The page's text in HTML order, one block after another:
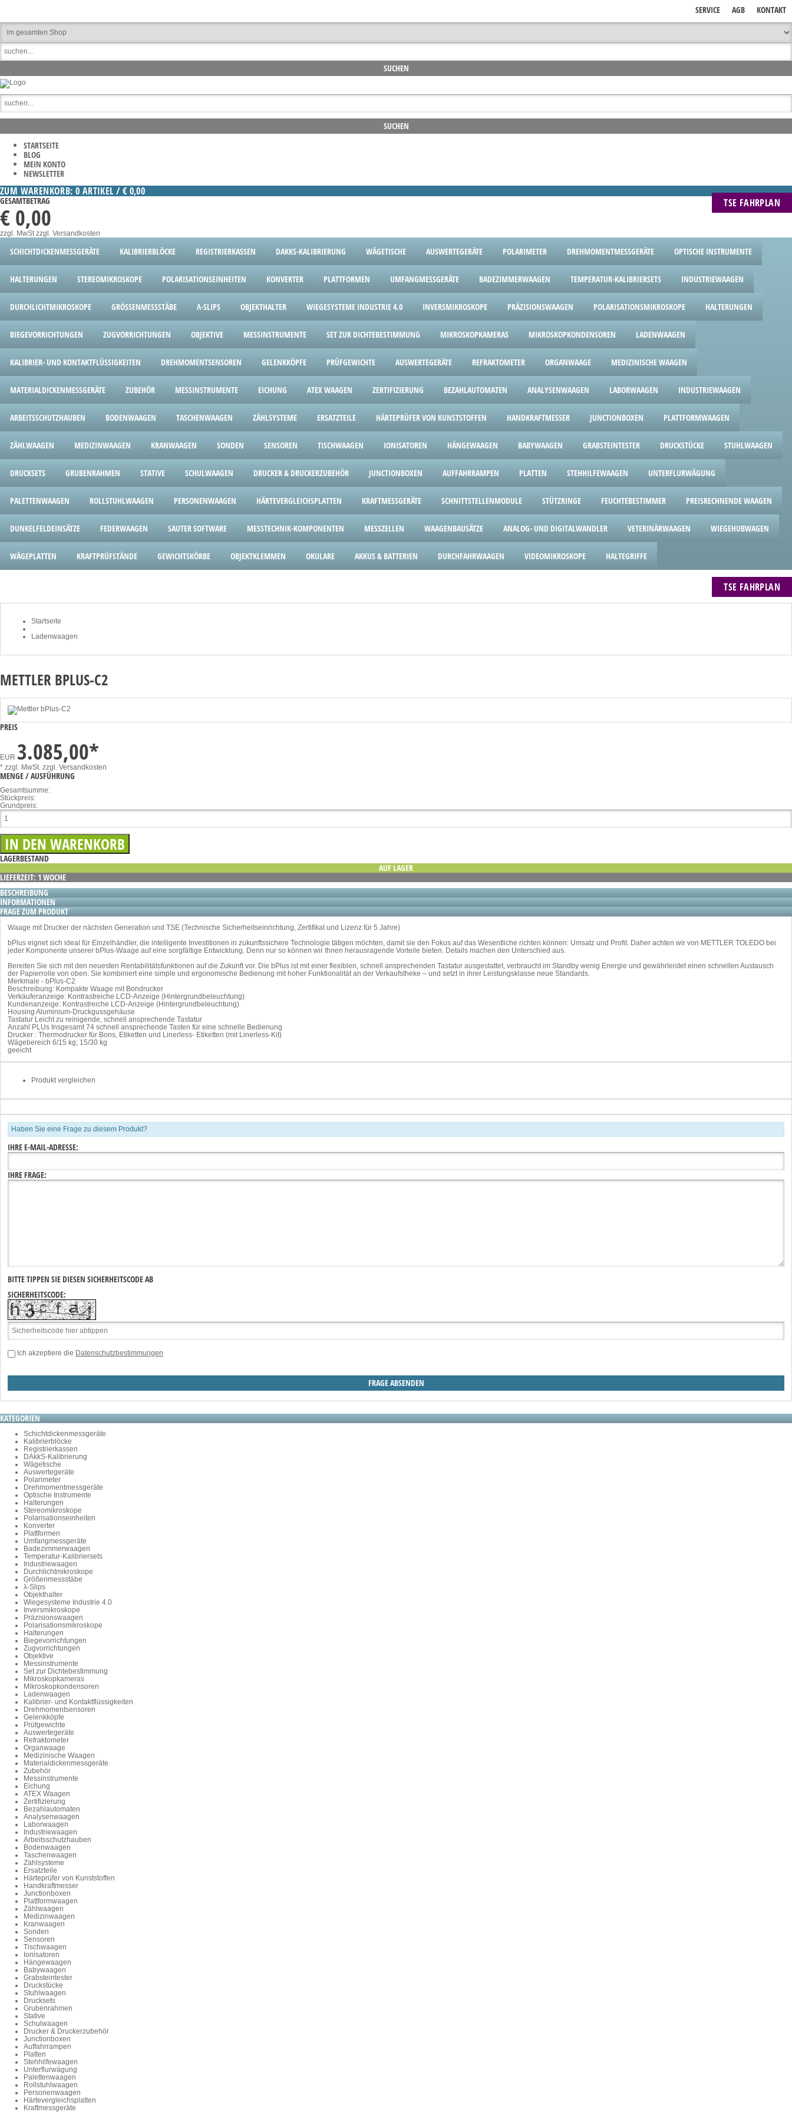
KONTAKT
AGB
SERVICE
STARTSEITE
BLOG
MEIN KONTO
NEWSLETTER
TSE FAHRPLAN
ZUM WARENKORB: 0 ARTIKEL / € 0,00
GESAMTBETRAG
€ 0,00
zzgl. MwStzzgl. Versandkosten
SCHICHTDICKENMESSGERÄTE KALIBRIERBLÖCKE REGISTRIERKASSEN DAKKS-KALIBRIERUNG WÄGETISCHE AUSWERTEGERÄTE POLARIMETER DREHMOMENTMESSGERÄTE OPTISCHE INSTRUMENTE
HALTERUNGEN STEREOMIKROSKOPE POLARISATIONSEINHEITEN KONVERTER PLATTFORMEN UMFANGMESSGERÄTE BADEZIMMERWAAGEN TEMPERATUR-KALIBRIERSETS INDUSTRIEWAAGEN
DURCHLICHTMIKROSKOPE GRÖSSENMESSSTÄBE Λ-SLIPS OBJEKTHALTER WIEGESYSTEME INDUSTRIE 4.0 INVERSMIKROSKOPE PRÄZISIONSWAAGEN POLARISATIONSMIKROSKOPE HALTERUNGEN
BIEGEVORRICHTUNGEN ZUGVORRICHTUNGEN OBJEKTIVE MESSINSTRUMENTE SET ZUR DICHTEBESTIMMUNG MIKROSKOPKAMERAS MIKROSKOPKONDENSOREN LADENWAAGEN
KALIBRIER- UND KONTAKTFLÜSSIGKEITEN DREHMOMENTSENSOREN GELENKKÖPFE PRÜFGEWICHTE AUSWERTEGERÄTE REFRAKTOMETER ORGANWAAGE MEDIZINISCHE WAAGEN
MATERIALDICKENMESSGERÄTE ZUBEHÖR MESSINSTRUMENTE EICHUNG ATEX WAAGEN ZERTIFIZIERUNG BEZAHLAUTOMATEN ANALYSENWAAGEN LABORWAAGEN INDUSTRIEWAAGEN
ARBEITSSCHUTZHAUBEN BODENWAAGEN TASCHENWAAGEN ZÄHLSYSTEME ERSATZTEILE HÄRTEPRÜFER VON KUNSTSTOFFEN HANDKRAFTMESSER JUNCTIONBOXEN PLATTFORMWAAGEN
ZÄHLWAAGEN MEDIZINWAAGEN KRANWAAGEN SONDEN SENSOREN TISCHWAAGEN IONISATOREN HÄNGEWAAGEN BABYWAAGEN GRABSTEINTESTER DRUCKSTÜCKE STUHLWAAGEN
DRUCKSETS GRUBENRAHMEN STATIVE SCHULWAAGEN DRUCKER & DRUCKERZUBEHÖR JUNCTIONBOXEN AUFFAHRRAMPEN PLATTEN STEHHILFEWAAGEN UNTERFLURWÄGUNG
PALETTENWAAGEN ROLLSTUHLWAAGEN PERSONENWAAGEN HÄRTEVERGLEICHSPLATTEN KRAFTMESSGERÄTE SCHNITTSTELLENMODULE STÜTZRINGE FEUCHTEBESTIMMER PREISRECHNENDE WAAGEN
DUNKELFELDEINSÄTZE FEDERWAAGEN SAUTER SOFTWARE MESSTECHNIK-KOMPONENTEN MESSZELLEN WAAGENBAUSÄTZE ANALOG- UND DIGITALWANDLER VETERINÄRWAAGEN WIEGEHUBWAGEN
WÄGEPLATTEN KRAFTPRÜFSTÄNDE GEWICHTSKÖRBE OBJEKTKLEMMEN OKULARE AKKUS & BATTERIEN DURCHFAHRWAAGEN VIDEOMIKROSKOPE HALTEGRIFFE
TSE FAHRPLAN
Startseite
Ladenwaagen
METTLER BPLUS-C2
PREIS
EUR 3.085,00*
* zzgl. MwSt. zzgl. Versandkosten
MENGE / AUSFÜHRUNG
Gesamtsumme:
Stückpreis:
Grundpreis:
LAGERBESTAND
AUF LAGER
LIEFERZEIT: 1 WOCHE
BESCHREIBUNG
INFORMATIONEN
FRAGE ZUM PRODUKT
Waage mit Drucker der nächsten Generation und TSE (Technische Sicherheitseinrichtung, Zertifikat und Lizenz für 5 Jahre)
bPlus eignet sich ideal für Einzelhändler, die intelligente Investitionen in zukunftssichere Technologie tätigen möchten, damit sie den Fokus auf das Wesentliche richten können: Umsatz und Profit. Daher achten wir von METTLER TOLEDO bei
jeder Komponente unserer bPlus-Waage auf eine sorgfältige Entwicklung. Denn nur so können wir Ihnen herausragende Vorteile bieten. Details machen den Unterschied aus.
Bereiten Sie sich mit den neuesten Rentabilitätsfunktionen auf die Zukunft vor. Die bPlus ist mit einer flexiblen, schnell ansprechenden Tastatur ausgestattet, verbraucht im Standby wenig Energie und gewährleistet einen schnellen Austausch
der Papierrolle von oben. Sie kombiniert eine simple und ergonomische Bedienung mit hoher Funktionalität an der Verkaufstheke – und setzt in ihrer Leistungsklasse neue Standards.
Merkmale - bPlus-C2
Beschreibung: Kompakte Waage mit Bondrucker
Verkäuferanzeige: Kontrastreiche LCD-Anzeige (Hintergrundbeleuchtung)
Kundenanzeige: Kontrastreiche LCD-Anzeige (Hintergrundbeleuchtung)
Housing Aluminium-Druckgussgehäuse
Tastatur Leicht zu reinigende, schnell ansprechende Tastatur
Anzahl PLUs Insgesamt 74 schnell ansprechende Tasten für eine schnelle Bedienung
Drucker : Thermodrucker für Bons, Etiketten und Linerless- Etiketten (mit Linerless-Kit)
Wägebereich 6/15 kg; 15/30 kg
geeicht
Produkt vergleichen
Haben Sie eine Frage zu diesem Produkt?
IHRE E-MAIL-ADRESSE:
IHRE FRAGE:
BITTE TIPPEN SIE DIESEN SICHERHEITSCODE AB
SICHERHEITSCODE:
Ich akzeptiere die Datenschutzbestimmungen
KATEGORIEN
Schichtdickenmessgeräte
Kalibrierblöcke
Registrierkassen
DAkkS-Kalibrierung
Wägetische
Auswertegeräte
Polarimeter
Drehmomentmessgeräte
Optische Instrumente
Halterungen
Stereomikroskope
Polarisationseinheiten
Konverter
Plattformen
Umfangmessgeräte
Badezimmerwaagen
Temperatur-Kalibriersets
Industriewaagen
Durchlichtmikroskope
Größenmessstäbe
λ-Slips
Objekthalter
Wiegesysteme Industrie 4.0
Inversmikroskope
Präzisionswaagen
Polarisationsmikroskope
Halterungen
Biegevorrichtungen
Zugvorrichtungen
Objektive
Messinstrumente
Set zur Dichtebestimmung
Mikroskopkameras
Mikroskopkondensoren
Ladenwaagen
Kalibrier- und Kontaktflüssigkeiten
Drehmomentsensoren
Gelenkköpfe
Prüfgewichte
Auswertegeräte
Refraktometer
Organwaage
Medizinische Waagen
Materialdickenmessgeräte
Zubehör
Messinstrumente
Eichung
ATEX Waagen
Zertifizierung
Bezahlautomaten
Analysenwaagen
Laborwaagen
Industriewaagen
Arbeitsschutzhauben
Bodenwaagen
Taschenwaagen
Zählsysteme
Ersatzteile
Härteprüfer von Kunststoffen
Handkraftmesser
Junctionboxen
Plattformwaagen
Zählwaagen
Medizinwaagen
Kranwaagen
Sonden
Sensoren
Tischwaagen
Ionisatoren
Hängewaagen
Babywaagen
Grabsteintester
Druckstücke
Stuhlwaagen
Drucksets
Grubenrahmen
Stative
Schulwaagen
Drucker & Druckerzubehör
Junctionboxen
Auffahrrampen
Platten
Stehhilfewaagen
Unterflurwägung
Palettenwaagen
Rollstuhlwaagen
Personenwaagen
Härtevergleichsplatten
Kraftmessgeräte